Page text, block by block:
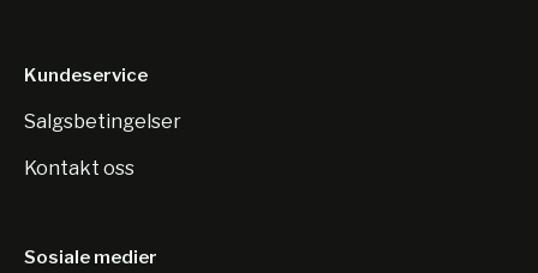
Kundeservice
Salgsbetingelser
Kontakt oss
Sosiale medier